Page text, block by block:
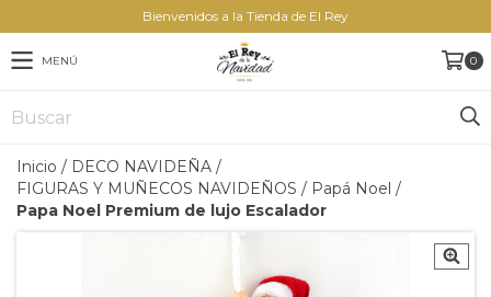
Bienvenidos a la Tienda de El Rey
MENÚ 0
Inicio / DECO NAVIDEÑA /
FIGURAS Y MUÑECOS NAVIDEÑOS / Papá Noel /
Papa Noel Premium de lujo Escalador